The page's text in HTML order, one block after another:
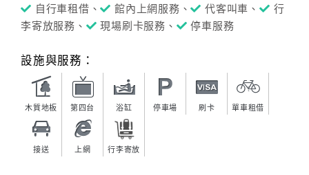
自行車租借、 館內上網服務、 代客叫車、
行
李寄放服務、
現場刷卡服務、 停車服務
設施與服務：
木質地板 第四台 浴缸 停車場 刷卡 單車租借
接送 上網 行李寄放